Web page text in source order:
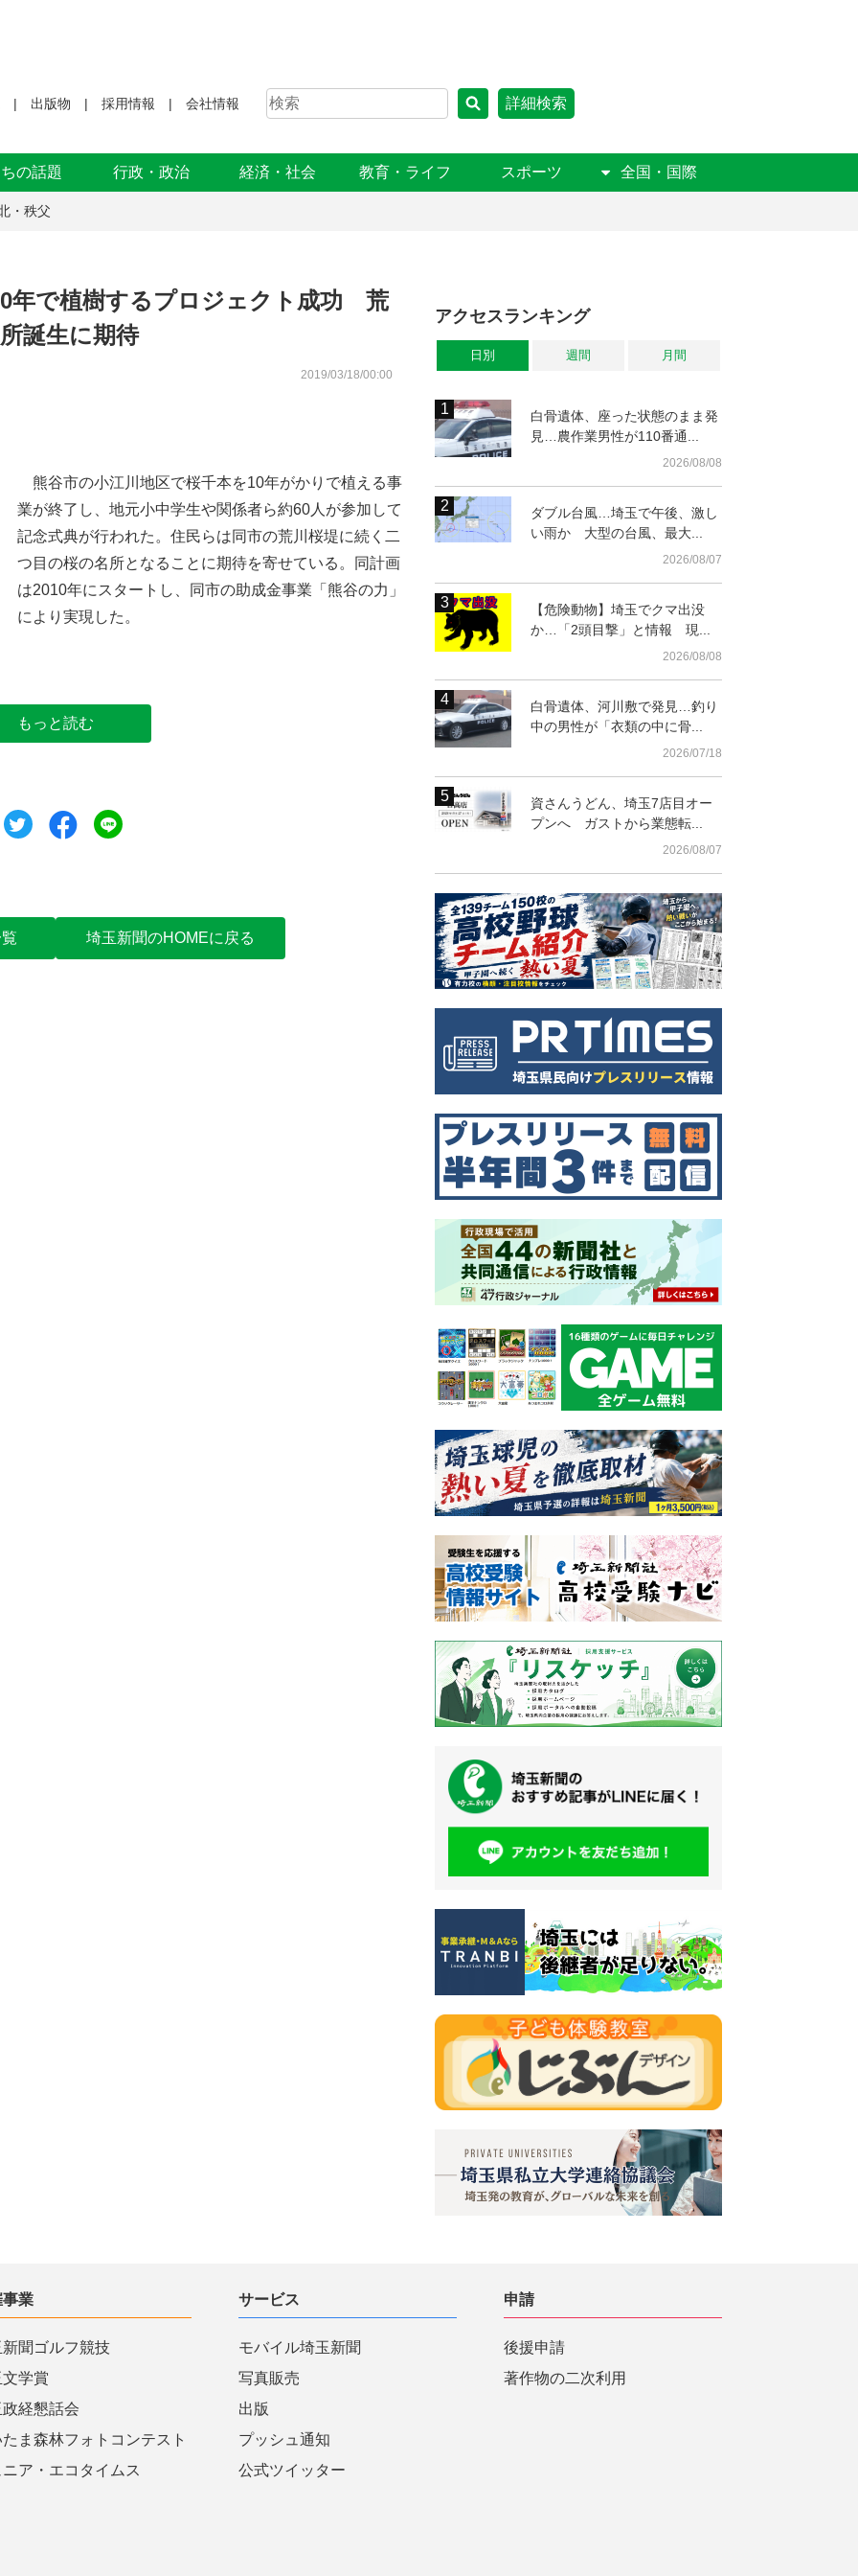
出版物 採用情報 会社情報 詳細検索
ちの話題 行政・政治 経済・社会 教育・ライフ スポーツ 全国・国際
・秩父
年で植樹するプロジェクト成功 荒
誕生に期待
2019/03/18/00:00
千本を10年がかりで植える事業を記念して開か
熊谷市の小江川地区で桜千本を10年がかりで植える事
業が終了し、地元小中学生や関係者ら約60人が参加して
記念式典が行われた。住民らは同市の荒川桜堤に続く二
つ目の桜の名所となることに期待を寄せている。同計画
は2010年にスタートし、同市の助成金事業「熊谷の力」
により実現した。
もっと読む
ツイートシェア
埼玉新聞のHOMEに戻る
アクセスランキング
日別 週間 月間
白骨遺体、座った状態のまま発
見…農作業男性が110番通...
2026/08/08
ダブル台風…埼玉で午後、激し
い雨か 大型の台風、最大...
2026/08/07
【危険動物】埼玉でクマ出没
か…「2頭目撃」と情報 現...
2026/08/08
白骨遺体、河川敷で発見…釣り
中の男性が「衣類の中に骨...
2026/07/18
資さんうどん、埼玉7店目オー
プンへ ガストから業態転...
2026/08/07
事業
聞ゴルフ競技
学賞
経懇話会
たま森林フォトコンテスト
ニア・エコタイムス
サービス
モバイル埼玉新聞
写真販売
出版
プッシュ通知
公式ツイッター
申請
後援申請
著作物の二次利用